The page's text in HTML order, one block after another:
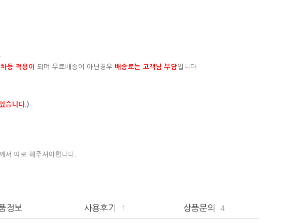
등 적용이 되며 무료배송이 아닌경우 배송료는 고객님 부담입니다.
습니다. )
서 따로 해주셔야합니다.
정보 사용후기 1 상품문의 4